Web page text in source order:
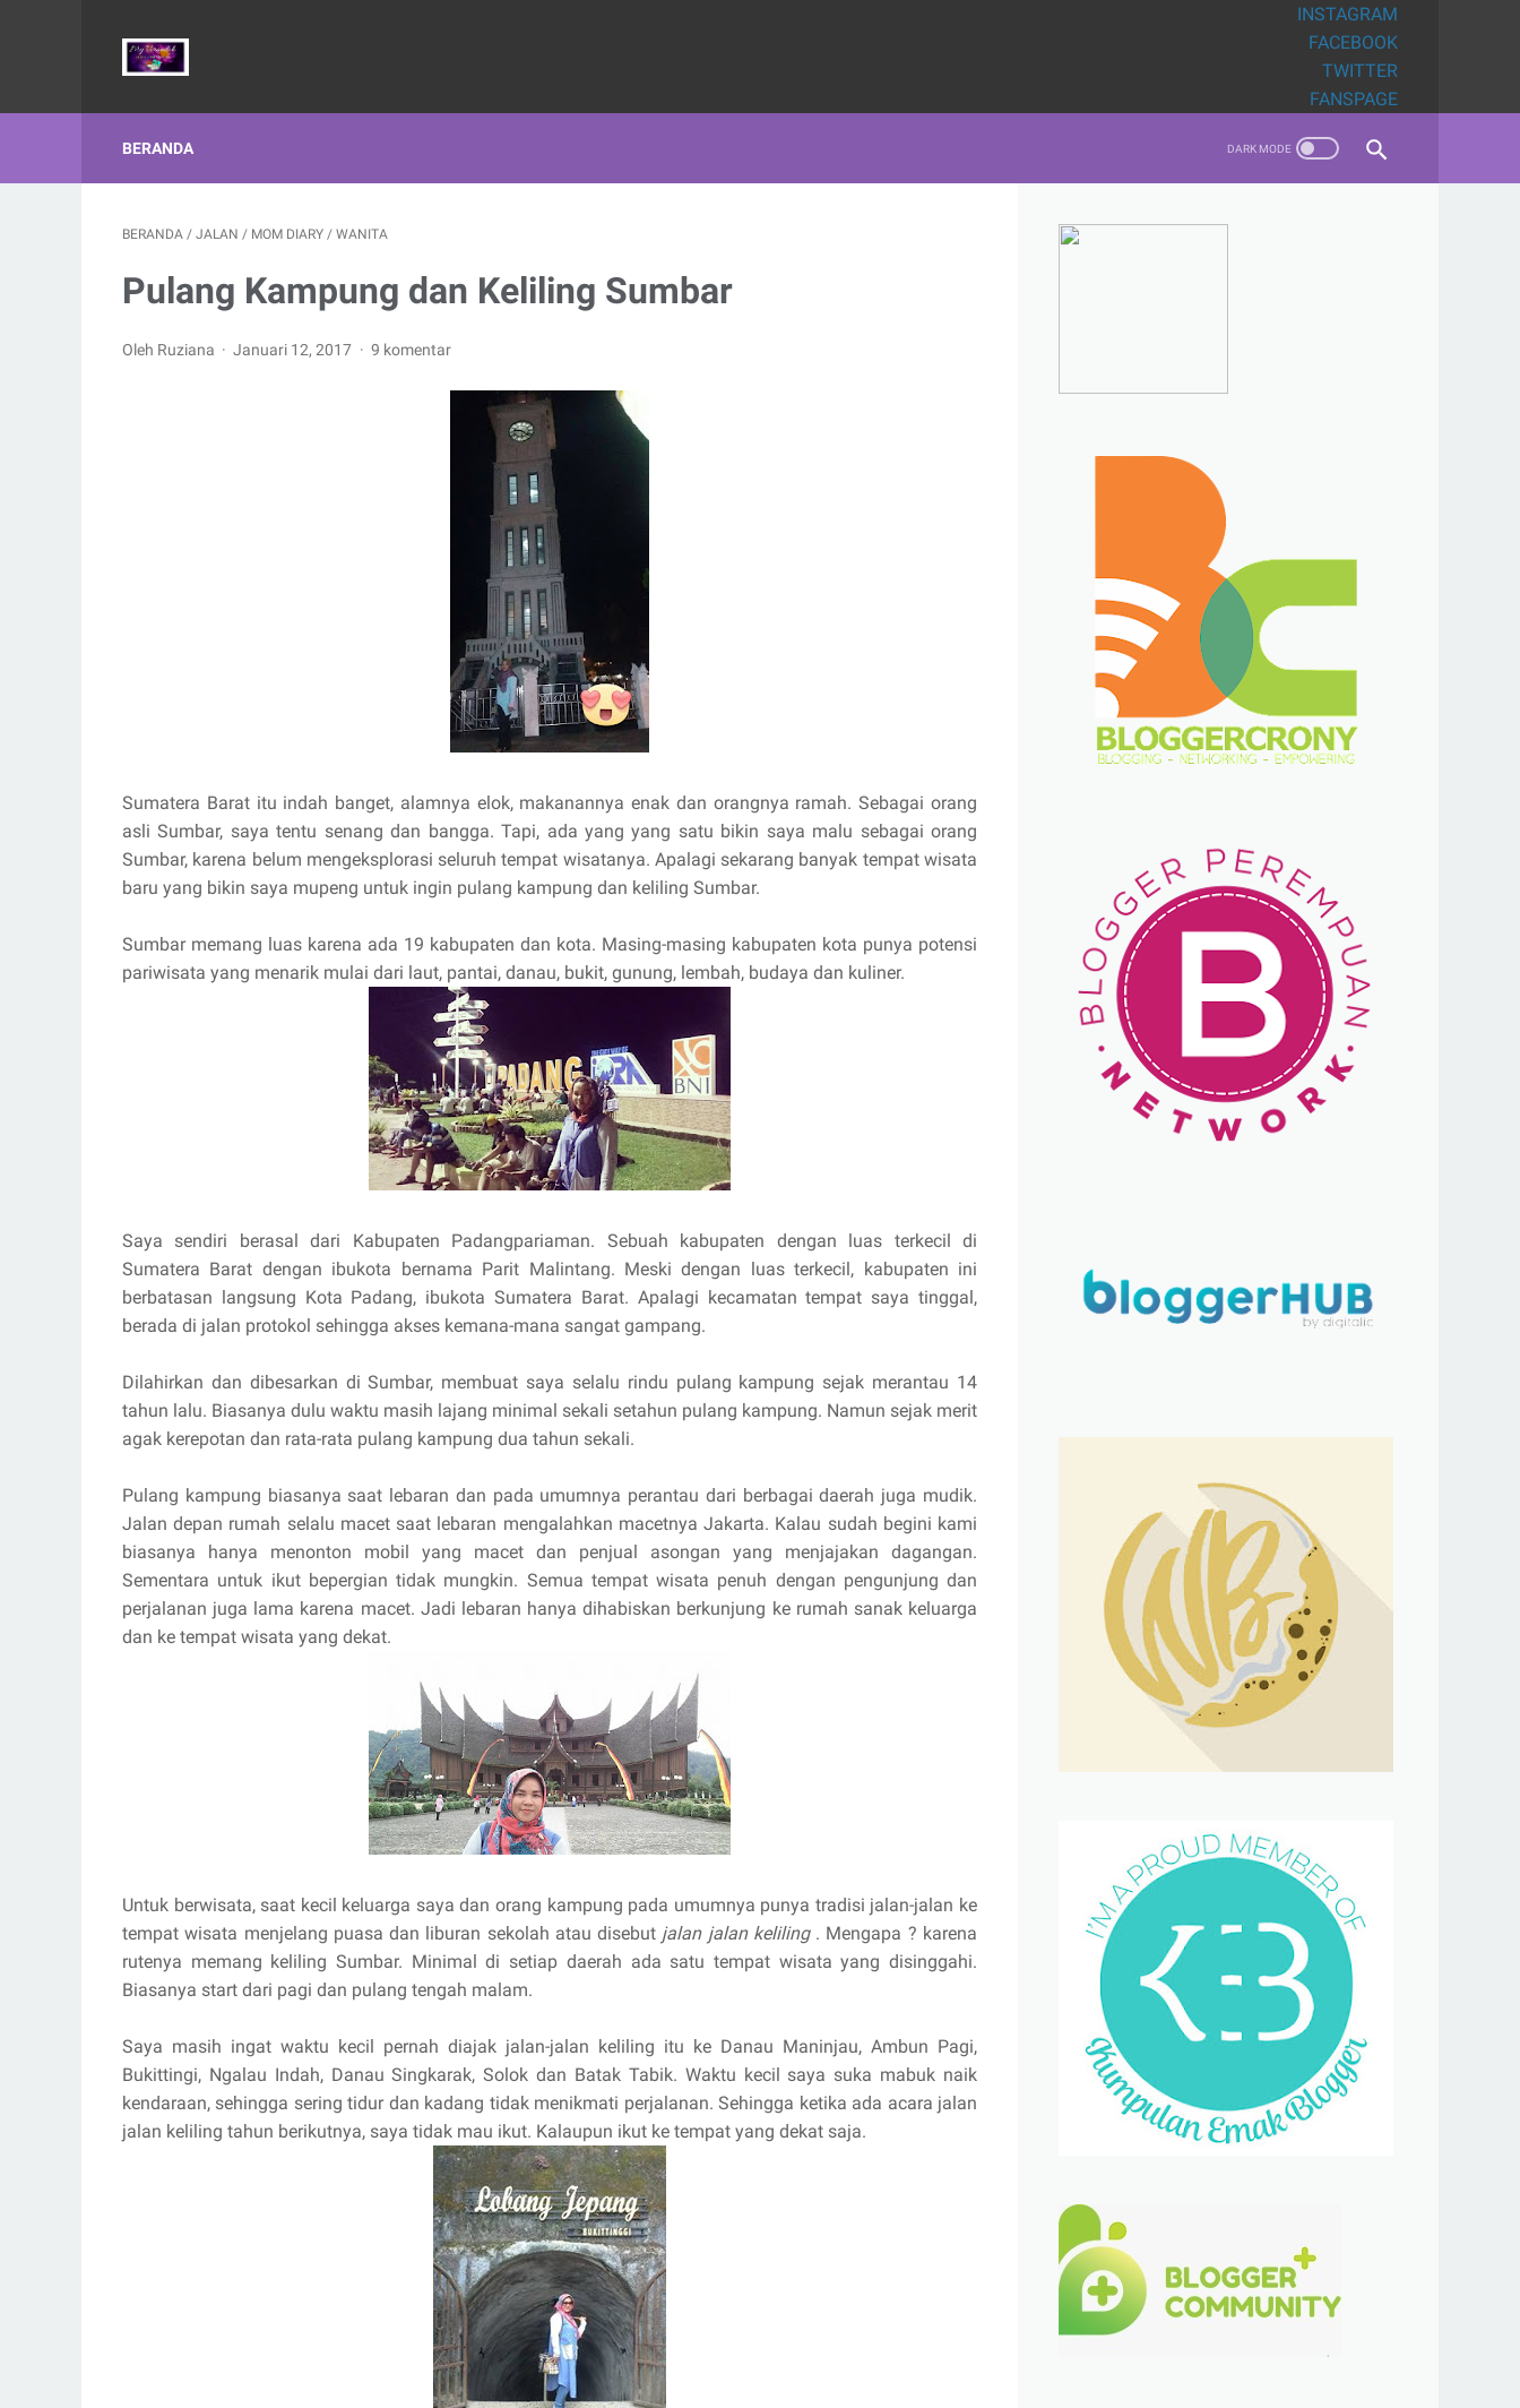
INSTAGRAM
FACEBOOK
TWITTER
FANSPAGE
BERANDA
BERANDA / JALAN / MOM DIARY / WANITA
Pulang Kampung dan Keliling Sumbar
Oleh Ruziana Januari 12, 2017 9 komentar
Sumatera Barat itu indah banget, alamnya elok, makanannya enak dan orangnya ramah. Sebagai orang
asli Sumbar, saya tentu senang dan bangga. Tapi, ada yang yang satu bikin saya malu sebagai orang
Sumbar, karena belum mengeksplorasi seluruh tempat wisatanya. Apalagi sekarang banyak tempat wisata
baru yang bikin saya mupeng untuk ingin pulang kampung dan keliling Sumbar.
Sumbar memang luas karena ada 19 kabupaten dan kota. Masing-masing kabupaten kota punya potensi
pariwisata yang menarik mulai dari laut, pantai, danau, bukit, gunung, lembah, budaya dan kuliner.
Saya sendiri berasal dari Kabupaten Padangpariaman. Sebuah kabupaten dengan luas terkecil di
Sumatera Barat dengan ibukota bernama Parit Malintang. Meski dengan luas terkecil, kabupaten ini
berbatasan langsung Kota Padang, ibukota Sumatera Barat. Apalagi kecamatan tempat saya tinggal,
berada di jalan protokol sehingga akses kemana-mana sangat gampang.
Dilahirkan dan dibesarkan di Sumbar, membuat saya selalu rindu pulang kampung sejak merantau 14
tahun lalu. Biasanya dulu waktu masih lajang minimal sekali setahun pulang kampung. Namun sejak merit
agak kerepotan dan rata-rata pulang kampung dua tahun sekali.
Pulang kampung biasanya saat lebaran dan pada umumnya perantau dari berbagai daerah juga mudik.
Jalan depan rumah selalu macet saat lebaran mengalahkan macetnya Jakarta. Kalau sudah begini kami
biasanya hanya menonton mobil yang macet dan penjual asongan yang menjajakan dagangan.
Sementara untuk ikut bepergian tidak mungkin. Semua tempat wisata penuh dengan pengunjung dan
perjalanan juga lama karena macet. Jadi lebaran hanya dihabiskan berkunjung ke rumah sanak keluarga
dan ke tempat wisata yang dekat.
Untuk berwisata, saat kecil keluarga saya dan orang kampung pada umumnya punya tradisi jalan-jalan ke
tempat wisata menjelang puasa dan liburan sekolah atau disebut jalan jalan keliling. Mengapa ? karena
rutenya memang keliling Sumbar. Minimal di setiap daerah ada satu tempat wisata yang disinggahi.
Biasanya start dari pagi dan pulang tengah malam.
Saya masih ingat waktu kecil pernah diajak jalan-jalan keliling itu ke Danau Maninjau, Ambun Pagi,
Bukittingi, Ngalau Indah, Danau Singkarak, Solok dan Batak Tabik. Waktu kecil saya suka mabuk naik
kendaraan, sehingga sering tidur dan kadang tidak menikmati perjalanan. Sehingga ketika ada acara jalan
jalan keliling tahun berikutnya, saya tidak mau ikut. Kalaupun ikut ke tempat yang dekat saja.